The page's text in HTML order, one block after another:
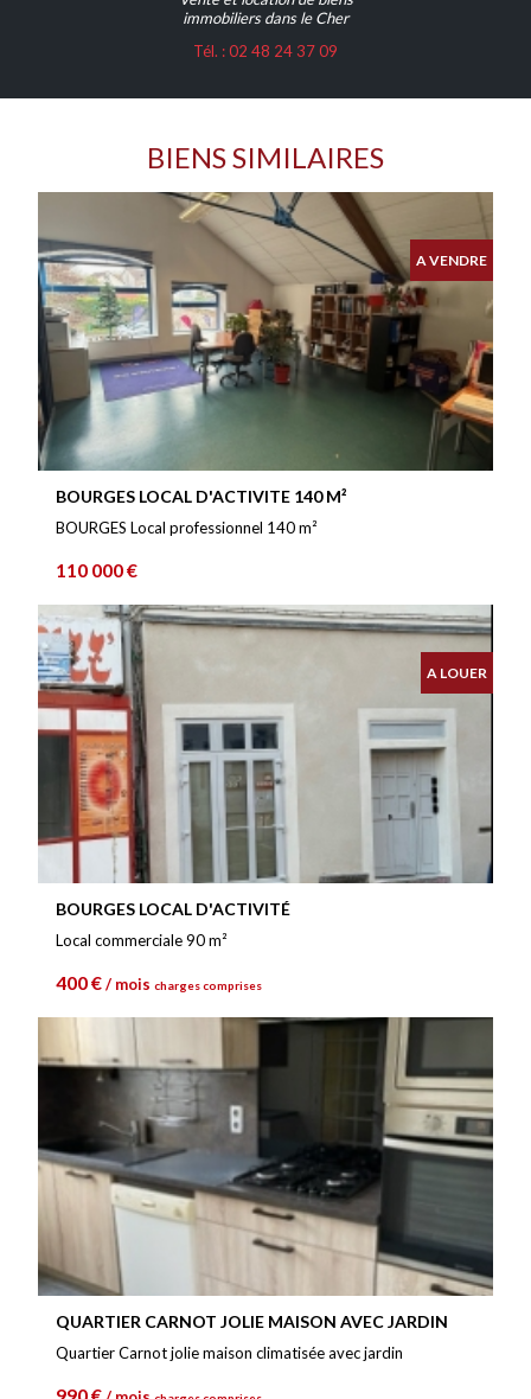
immobiliers dans le Cher
Tél. : 02 48 24 37 09
BIENS SIMILAIRES
A VENDRE
BOURGES LOCAL D'ACTIVITE 140 M²
BOURGES Local professionnel 140 m²
110 000 €
A LOUER
BOURGES LOCAL D'ACTIVITÉ
Local commerciale 90 m²
400 € / mois charges comprises
QUARTIER CARNOT JOLIE MAISON AVEC JARDIN
Quartier Carnot jolie maison climatisée avec jardin